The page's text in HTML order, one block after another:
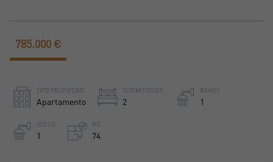
TIPO PROPIEDAD
Apartamento
DORMITORIOS
2
BAÑOS
1
ASEOS
1
M2
74
785.000 €